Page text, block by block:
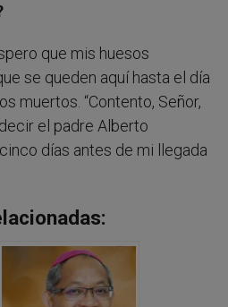
que mis huesos
se queden aquí hasta el día
muertos. “Contento, Señor,
el padre Alberto
días antes de mi llegada